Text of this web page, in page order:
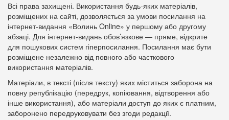
Всі права захищені. Використання будь-яких матеріалів,
розміщених на сайті, дозволяється за умови посилання на
інтернет-видання «Волинь Online» у першому або другому
абзаці. Для інтернет-видань обов’язкове — пряме, відкрите
для пошукових систем гіперпосилання. Посилання має бути
розміщене незалежно від повного або часткового
використання матеріалів.
Матеріали, в тексті (після тексту) яких міститься заборона на
повну републікацію (передрук, копіювання, відтворення або
інше використання), або матеріали доступ до яких є платним,
заборонено передруковувати без згоди редакції.